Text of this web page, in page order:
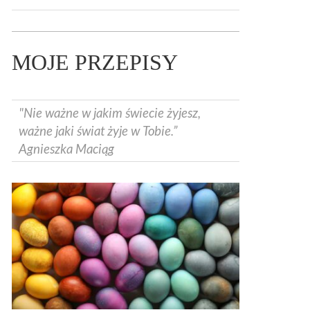
MOJE PRZEPISY
"Nie ważne w jakim świecie żyjesz,
ważne jaki świat żyje w Tobie.”
Agnieszka Maciąg